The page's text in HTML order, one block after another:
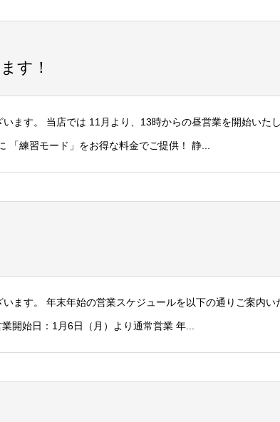
す！
ます。 当店では 11月より、13時からの昼営業を開始いた
練習モード」をお得な料金でご提供！ 静...
ます。 年末年始の営業スケジュールを以下の通りご案内い
開始日：1月6日（月）より通常営業 年...